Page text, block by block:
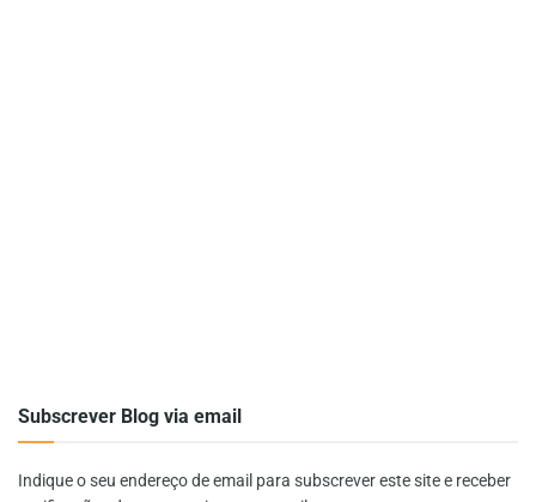
Subscrever Blog via email
Indique o seu endereço de email para subscrever este site e receber